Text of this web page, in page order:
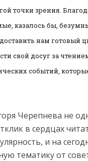
точки зрения.
казалось бы,
нам
свой досуг за
событий,
Черепнева не
в сердцах
и на
тематику от